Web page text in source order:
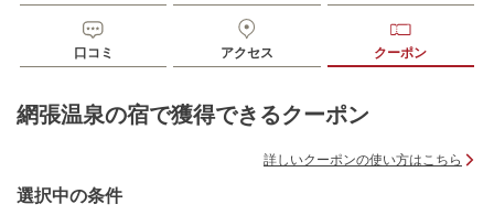
口コミ アクセス クーポン
網張温泉の宿で獲得できるクーポン
詳しいクーポンの使い方はこちら
選択中の条件